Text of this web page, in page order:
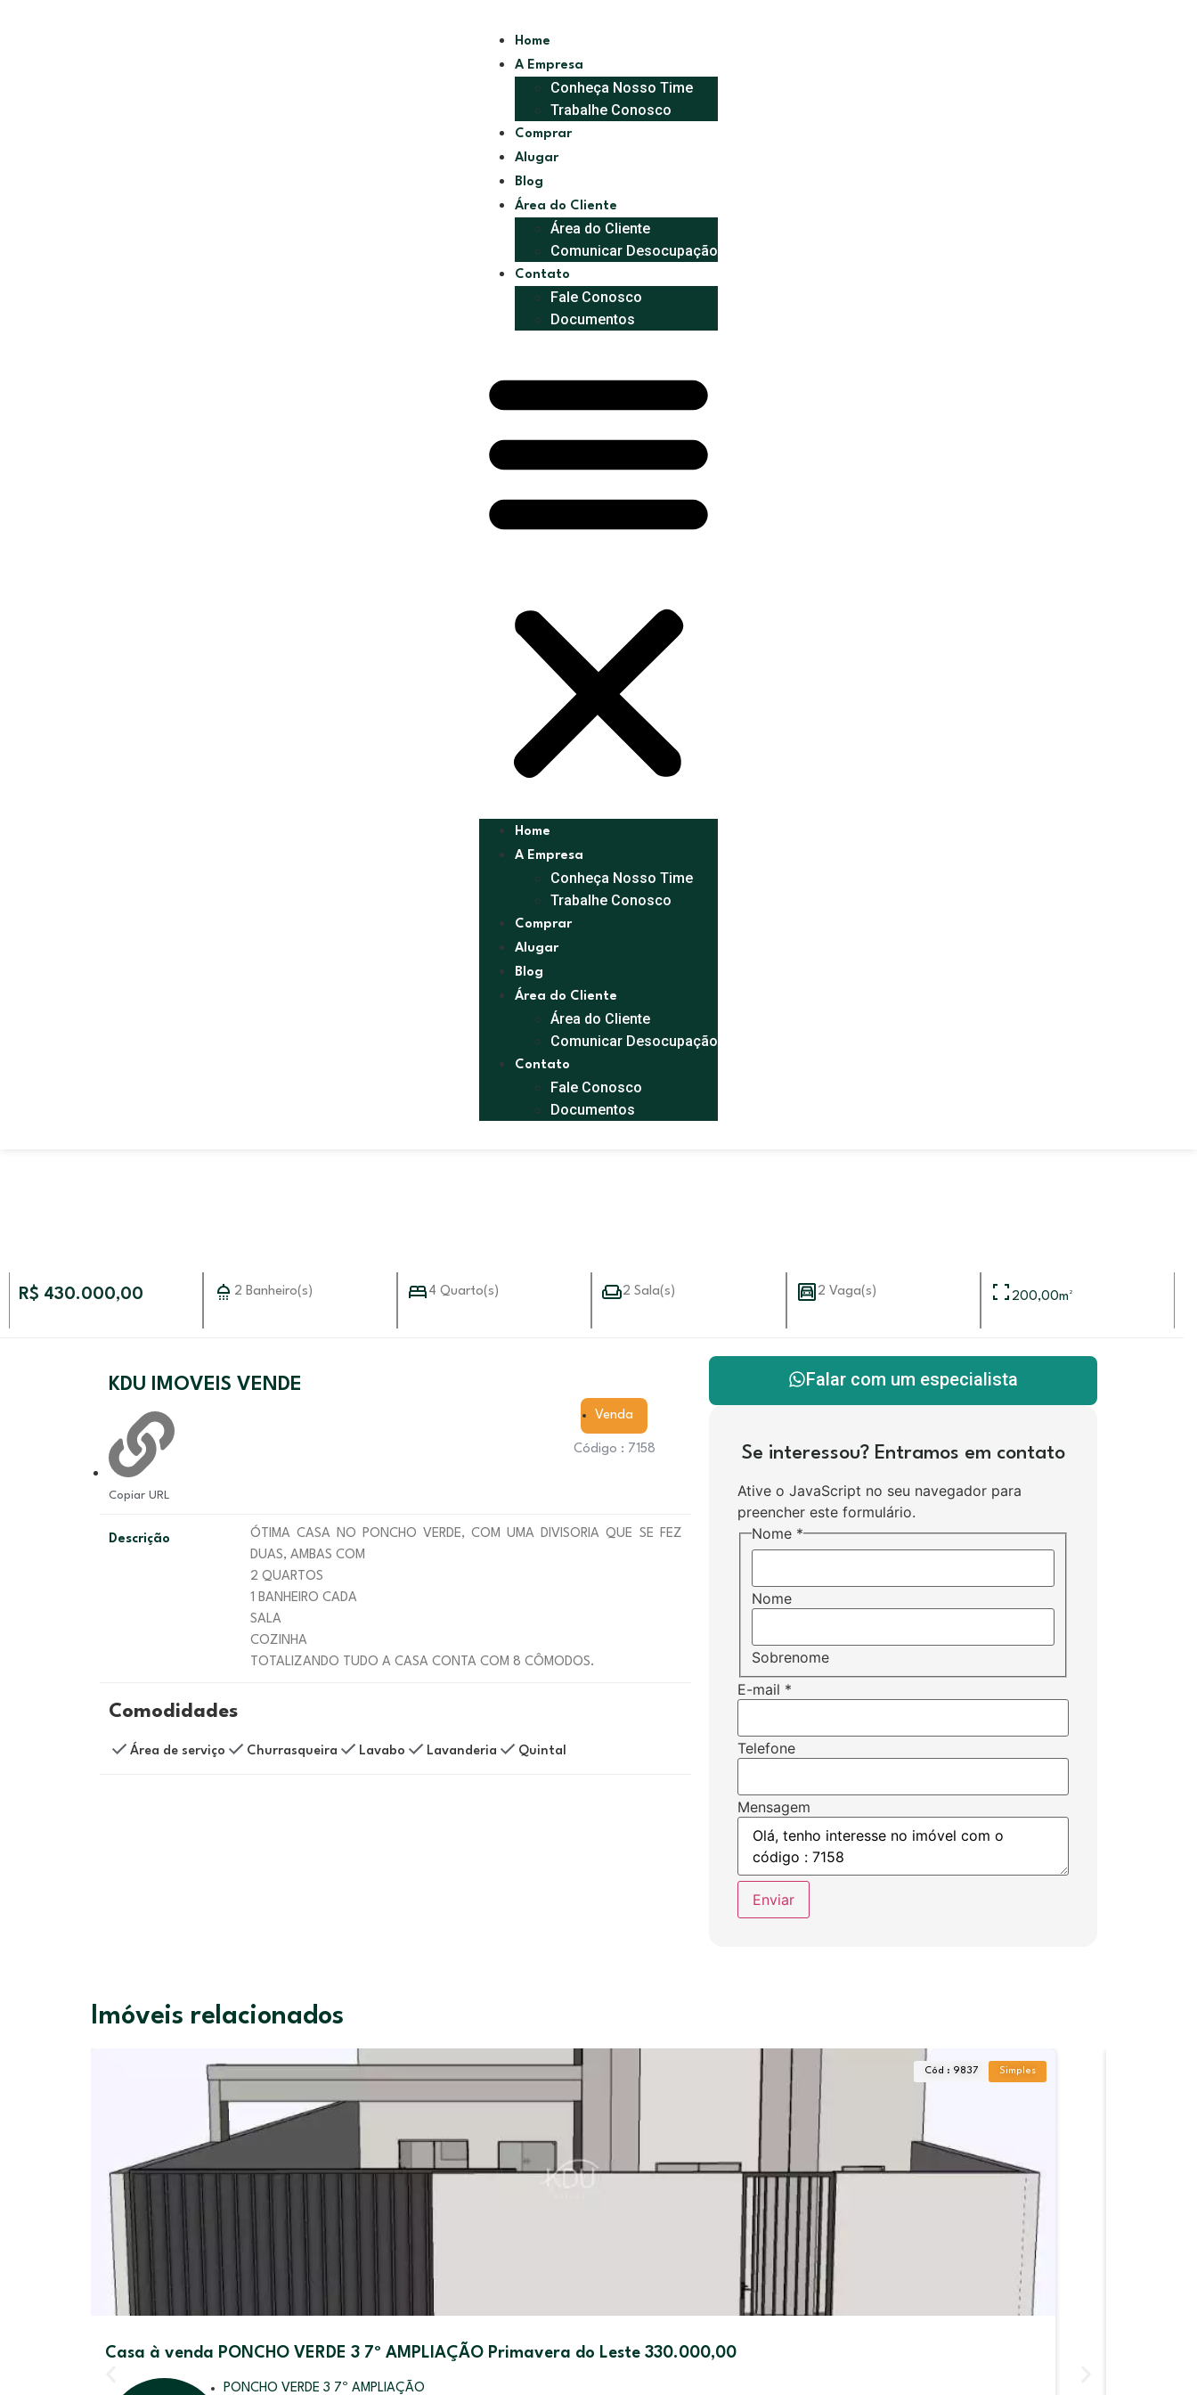
Home
A Empresa
Conheça Nosso Time
Trabalhe Conosco
Comprar
Alugar
Blog
Área do Cliente
Área do Cliente
Comunicar Desocupação
Contato
Fale Conosco
Documentos
Home
A Empresa
Conheça Nosso Time
Trabalhe Conosco
Comprar
Alugar
Blog
Área do Cliente
Área do Cliente
Comunicar Desocupação
Contato
Fale Conosco
Documentos
R$ 430.000,00 2 Banheiro(s) 4 Quarto(s) 2 Sala(s) 2 Vaga(s) 200,00m²
KDU IMOVEIS VENDE
Copiar URL
Venda
Código : 7158
Descrição
ÓTIMA CASA NO PONCHO VERDE, COM UMA DIVISORIA QUE SE FEZ
DUAS, AMBAS COM
2 QUARTOS
1 BANHEIRO CADA
SALA
COZINHA
TOTALIZANDO TUDO A CASA CONTA COM 8 CÔMODOS.
Comodidades
Área de serviço Churrasqueira Lavabo Lavanderia Quintal
Falar com um especialista
Se interessou? Entramos em contato
Ative o JavaScript no seu navegador para
preencher este formulário.
Nome *
Nome
Sobrenome
E-mail *
Telefone
Mensagem
Enviar
Imóveis relacionados
Cód : 9837 Simples
Casa à venda PONCHO VERDE 3 7º AMPLIAÇÃO Primavera do Leste 330.000,00
PONCHO VERDE 3 7º AMPLIAÇÃO